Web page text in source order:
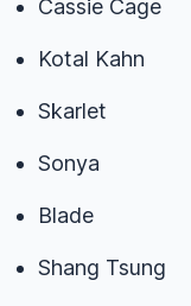
Cassie Cage
Kotal Kahn
Skarlet
Sonya
Blade
Shang Tsung